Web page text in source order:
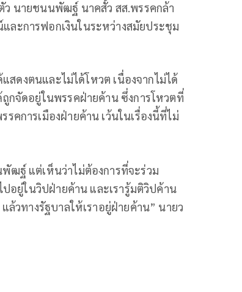
ว นายชนนพัฒฐ์ นาคสั้ว สส.พรรคกล้า
ละการฟอกเงินในระหว่างสมัยประชุม
สดงตนและไม่ได้โหวต เนื่องจากไม่ได้
กจัดอยู่ในพรรคฝ่ายค้าน ซึ่งการโหวตที่
คการเมืองฝ่ายค้าน เว้นในเรื่องนี้ที่ไม่
ฒฐ์ แต่เห็นว่าไม่ต้องการที่จะร่วม
ปอยู่ในวิปฝ่ายค้าน และเรารู้มติวิปค้าน
ล้วทางรัฐบาลให้เราอยู่ฝ่ายค้าน” นายว